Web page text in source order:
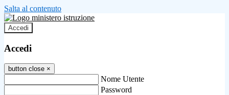
Salta al contenuto
Accedi
Accedi
button close ×
Nome Utente
Password